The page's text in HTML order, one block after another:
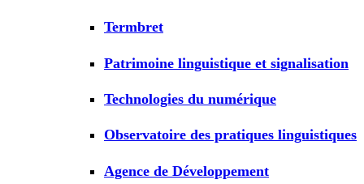
Termbret
Patrimoine linguistique et signalisation
Technologies du numérique
Observatoire des pratiques linguistiques
Agence de Développement